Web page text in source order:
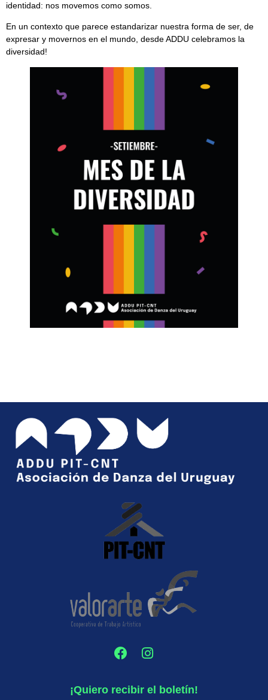
identidad: nos movemos como somos.
En un contexto que parece estandarizar nuestra forma de ser, de
expresar y movernos en el mundo, desde ADDU celebramos la
diversidad!
¡Quiero recibir el boletín!